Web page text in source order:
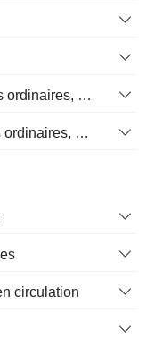
Résultat net pour les actionnaires ordinaires, éléments exceptionnels inclus.
Revenu net pour les actionnaires ordinaires, hors éléments exceptionnelsRésultat net pour les actionnaires ordinaires, éléments exceptionnels exclus.
circulation